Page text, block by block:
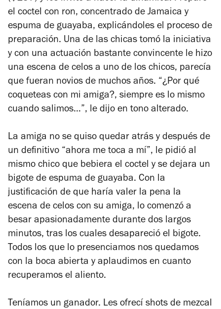
el coctel con ron, concentrado de Jamaica y
espuma de guayaba, explicándoles el proceso de
preparación. Una de las chicas tomó la iniciativa
y con una actuación bastante convincente le hizo
una escena de celos a uno de los chicos, parecía
que fueran novios de muchos años. “¿Por qué
coqueteas con mi amiga?, siempre es lo mismo
cuando salimos…”, le dijo en tono alterado.
La amiga no se quiso quedar atrás y después de
un definitivo “ahora me toca a mí”, le pidió al
mismo chico que bebiera el coctel y se dejara un
bigote de espuma de guayaba. Con la
justificación de que haría valer la pena la
escena de celos con su amiga, lo comenzó a
besar apasionadamente durante dos largos
minutos, tras los cuales desapareció el bigote.
Todos los que lo presenciamos nos quedamos
con la boca abierta y aplaudimos en cuanto
recuperamos el aliento.
Teníamos un ganador. Les ofrecí shots de mezcal